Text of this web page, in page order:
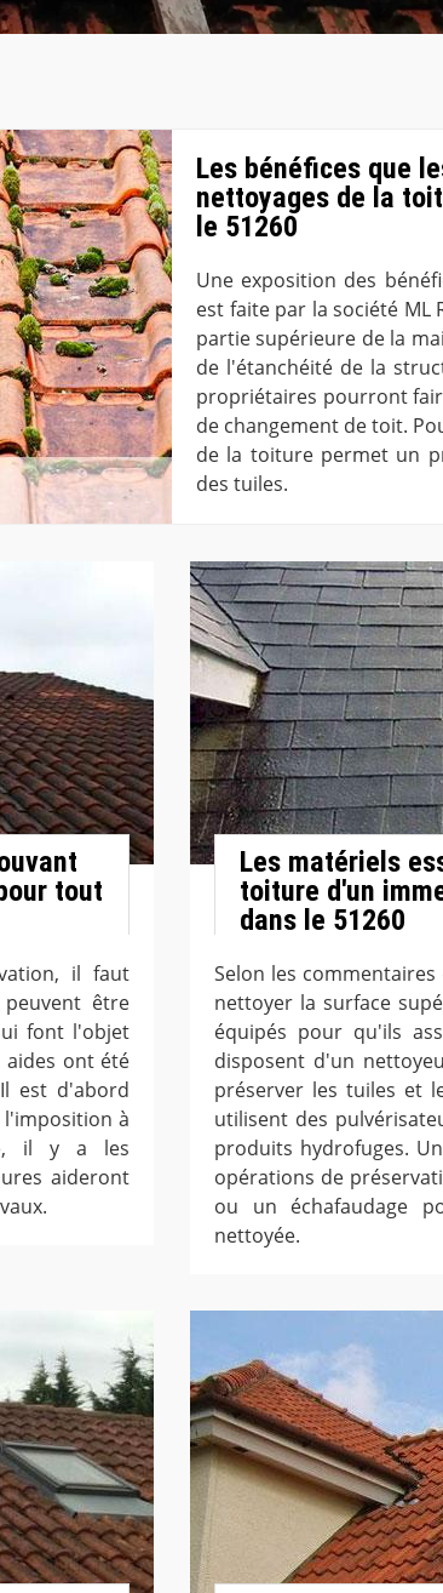
Les bénéfices que
nettoyages de la
le 51260
Une exposition des
est faite par la société
partie supérieure de la
de l'étanchéité de la
propriétaires pourront
de changement de toit.
de la toiture permet un
des tuiles.
tout
il faut
être
font l'objet
aides ont été
est d'abord
à
il y a les
aideront
Les matériels
toiture d'un
dans le 51260
Selon les
nettoyer la surface
équipés pour qu'ils
disposent d'un
préserver les tuiles et
utilisent des
produits hydrofuges.
opérations de
ou un échafaudage
nettoyée.